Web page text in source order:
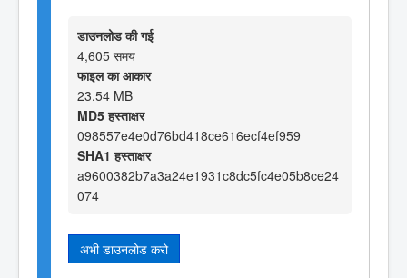
डाउनलोड की गई
4,605 समय
फाइल का आकार
23.54 MB
MD5 हस्ताक्षर
098557e4e0d76bd418ce616ecf4ef959
SHA1 हस्ताक्षर
a9600382b7a3a24e1931c8dc5fc4e05b8ce24
074
अभी डाउनलोड करो